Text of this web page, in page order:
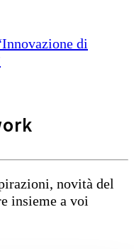
di
novità del
insieme a voi